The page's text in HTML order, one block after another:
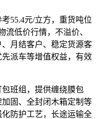
55.4元/立方，重货吨位
流低价行情，不溢价、
月结客户、稳定货源客
派车等增值权益，有效
班组，提供缠绕膜包
固、全封闭木箱定制等
防护工艺，长途运输全